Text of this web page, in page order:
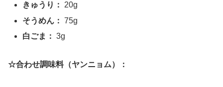
きゅうり：
20g
そうめん： 75g
白ごま： 3g
☆合わせ調味料（ヤンニョム）：